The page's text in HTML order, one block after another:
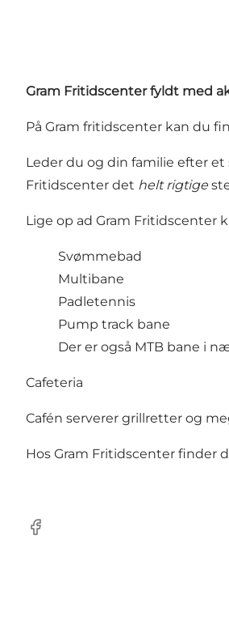
Gram Fritidscenter fyldt med
På Gram fritidscenter kan du
Leder du og din familie efter
Fritidscenter det helt rigtige
Lige op ad Gram Fritidscenter
Svømmebad
Multibane
Padletennis
Pump track bane
Der er også MTB bane i
Cafeteria
Cafén serverer grillretter og
Hos Gram Fritidscenter finder
Facebook